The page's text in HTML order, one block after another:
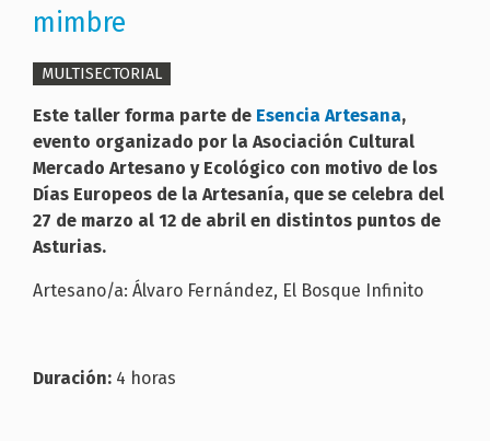
mimbre
MULTISECTORIAL
Este taller forma parte de Esencia Artesana,
evento organizado por la Asociación Cultural
Mercado Artesano y Ecológico con motivo de los
Días Europeos de la Artesanía, que se celebra del
27 de marzo al 12 de abril en distintos puntos de
Asturias.
Artesano/a: Álvaro Fernández, El Bosque Infinito
Duración: 4 horas